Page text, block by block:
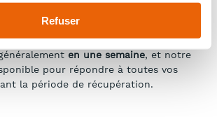
Refuser
écoulement.
en une semaine, et notre
pour répondre à toutes vos
la période de récupération.